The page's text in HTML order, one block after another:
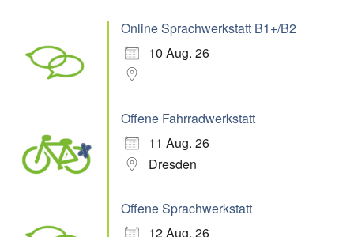
Online Sprachwerkstatt B1+/B2
10 Aug. 26
Offene Fahrradwerkstatt
11 Aug. 26
Dresden
Offene Sprachwerkstatt
12 Aug. 26